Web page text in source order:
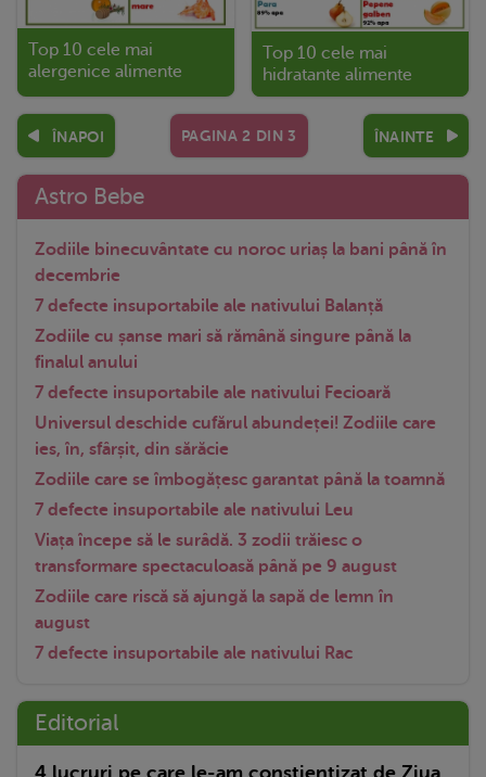
Top 10 cele mai
alergenice alimente
Top 10 cele mai
hidratante alimente
ÎNAPOI PAGINA 2 DIN3 ÎNAINTE
Astro Bebe
Zodiile binecuvântate cu noroc uriaș la bani până în
decembrie
7 defecte insuportabile ale nativului Balanță
Zodiile cu șanse mari să rămână singure până la
finalul anului
7 defecte insuportabile ale nativului Fecioară
Universul deschide cufărul abundeței! Zodiile care
ies, în, sfârșit, din sărăcie
Zodiile care se îmbogățesc garantat până la toamnă
7 defecte insuportabile ale nativului Leu
Viața începe să le surâdă. 3 zodii trăiesc o
transformare spectaculoasă până pe 9 august
Zodiile care riscă să ajungă la sapă de lemn în
august
7 defecte insuportabile ale nativului Rac
Editorial
4 lucruri pe care le-am conștientizat de Ziua